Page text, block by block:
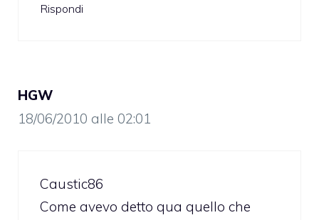
Rispondi
HGW
18/06/2010 alle 02:01
Caustic86
Come avevo detto qua quello che